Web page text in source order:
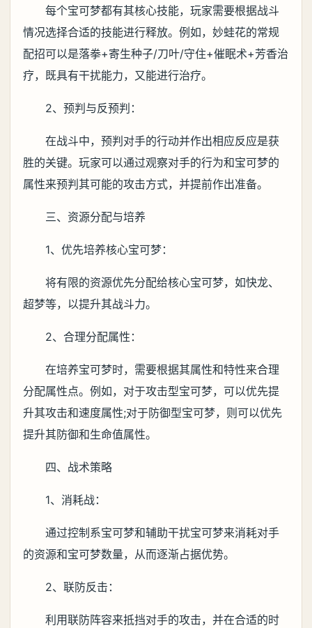
每个宝可梦都有其核心技能，玩家需要根据战斗
情况选择合适的技能进行释放。例如，妙蛙花的常规
配招可以是落拳+寄生种子/刀叶/守住+催眠术+芳香治
疗，既具有干扰能力，又能进行治疗。
2、预判与反预判：
在战斗中，预判对手的行动并作出相应反应是获
胜的关键。玩家可以通过观察对手的行为和宝可梦的
属性来预判其可能的攻击方式，并提前作出准备。
三、资源分配与培养
1、优先培养核心宝可梦：
将有限的资源优先分配给核心宝可梦，如快龙、
超梦等，以提升其战斗力。
2、合理分配属性：
在培养宝可梦时，需要根据其属性和特性来合理
分配属性点。例如，对于攻击型宝可梦，可以优先提
升其攻击和速度属性;对于防御型宝可梦，则可以优先
提升其防御和生命值属性。
四、战术策略
1、消耗战：
通过控制系宝可梦和辅助干扰宝可梦来消耗对手
的资源和宝可梦数量，从而逐渐占据优势。
2、联防反击：
利用联防阵容来抵挡对手的攻击，并在合适的时